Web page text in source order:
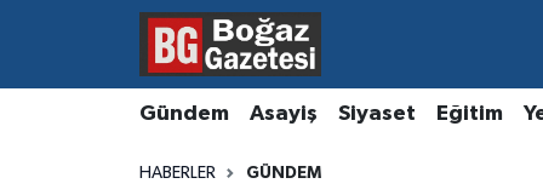
Gündem Asayiş Siyaset Eğitim
HABERLER GÜNDEM
Asayiş
Hava Durumu